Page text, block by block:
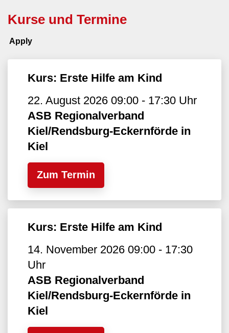
Kurse und Termine
Kurs: Erste Hilfe am Kind
22. August 2026 09:00 - 17:30 Uhr
ASB Regionalverband
Kiel/Rendsburg-Eckernförde in
Kiel
Zum Termin
Kurs: Erste Hilfe am Kind
14. November 2026 09:00 - 17:30
Uhr
ASB Regionalverband
Kiel/Rendsburg-Eckernförde in
Kiel